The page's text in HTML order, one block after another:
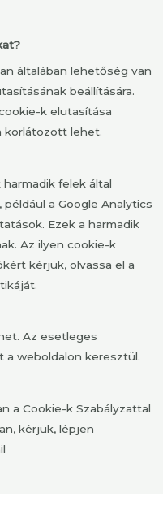
általában lehetőség van
beállítására.
k elutasítása
korlátozott lehet.
felek által
a Google Analytics
Ezek a harmadik
Az ilyen cookie-k
kérjük, olvassa el a
Az esetleges
weboldalon keresztül.
a Cookie-k Szabályzattal
kérjük, lépjen